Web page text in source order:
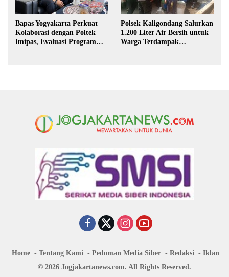
Bapas Yogyakarta Perkuat
Kolaborasi dengan Poltek
Imipas, Evaluasi Program
Polsek Kaligondang Salurkan
1.200 Liter Air Bersih untuk
Warga Terdampak
Home Tentang Kami Pedoman Media Siber Redaksi
Iklan
© 2026 Jogjakartanews.com. All Rights Reserved.